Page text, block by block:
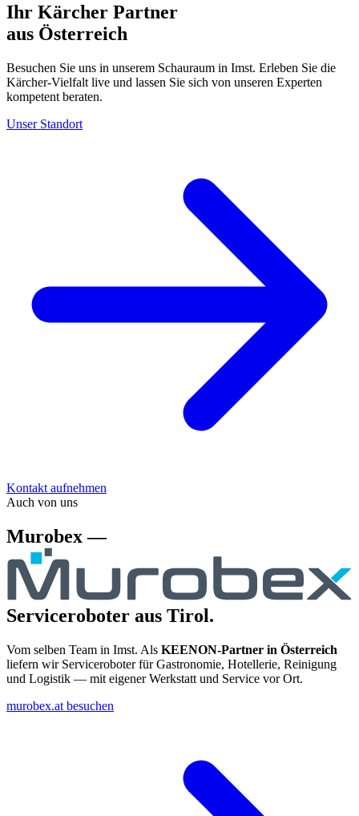
Ihr Kärcher Partner
aus Österreich
Besuchen Sie uns in unserem Schauraum in Imst. Erleben Sie die
Kärcher-Vielfalt live und lassen Sie sich von unseren Experten
kompetent beraten.
Unser Standort
Kontakt aufnehmen
Auch von uns
Murobex —
Serviceroboter aus Tirol.
Vom selben Team in Imst. Als KEENON-Partner in Österreich
liefern wir Serviceroboter für Gastronomie, Hotellerie, Reinigung
und Logistik — mit eigener Werkstatt und Service vor Ort.
murobex.at besuchen